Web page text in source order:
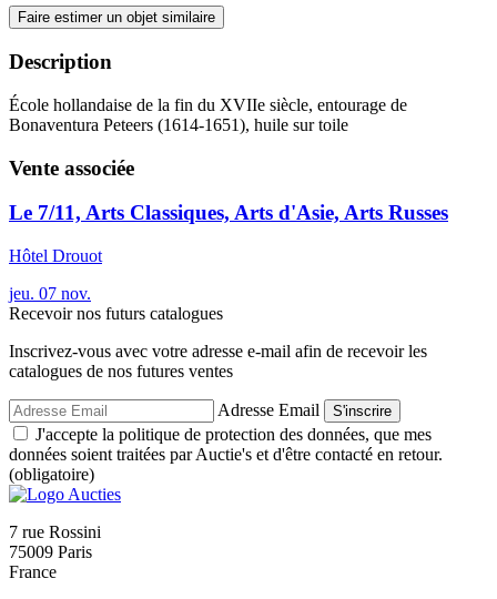
Faire estimer un objet similaire
Description
École hollandaise de la fin du XVIIe siècle, entourage de
Bonaventura Peteers (1614-1651), huile sur toile
Vente associée
Le 7/11, Arts Classiques, Arts d'Asie, Arts Russes
Hôtel Drouot
jeu. 07 nov.
Recevoir nos futurs catalogues
Inscrivez-vous avec votre adresse e-mail afin de recevoir les
catalogues de nos futures ventes
Adresse Email S'inscrire
J'accepte la politique de protection des données, que mes
données soient traitées par Auctie's et d'être contacté en retour.
(obligatoire)
7 rue Rossini
75009 Paris
France